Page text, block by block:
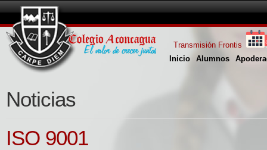
Inicio Alumnos
Transmisión Frontis
Noticias
ISO 9001